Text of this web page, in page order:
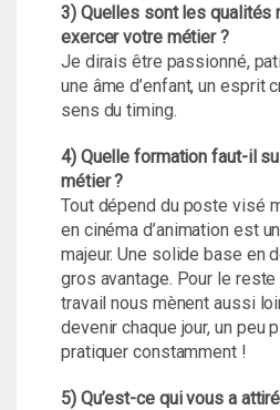
3) Quelles sont les qualités
exercer votre métier ?
Je dirais être passionné,
une âme d’enfant, un esprit
sens du timing.
4) Quelle formation faut-il
métier ?
Tout dépend du poste visé
en cinéma d’animation est
majeur. Une solide base en
gros avantage. Pour le reste
travail nous mènent aussi
devenir chaque jour, un peu
pratiquer constamment !
5) Qu’est-ce qui vous a